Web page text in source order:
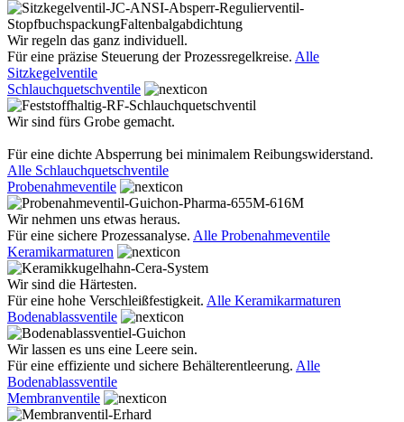
Wir regeln das ganz individuell.
Für eine präzise Steuerung der Prozessregelkreise. Alle
Sitzkegelventile
Schlauchquetschventile
Wir sind fürs Grobe gemacht.
Für eine dichte Absperrung bei minimalem Reibungswiderstand.
Alle Schlauchquetschventile
Probenahmeventile
Wir nehmen uns etwas heraus.
Für eine sichere Prozessanalyse. Alle Probenahmeventile
Keramikarmaturen
Wir sind die Härtesten.
Für eine hohe Verschleißfestigkeit. Alle Keramikarmaturen
Bodenablassventile
Wir lassen es uns eine Leere sein.
Für eine effiziente und sichere Behälterentleerung. Alle
Bodenablassventile
Membranventile